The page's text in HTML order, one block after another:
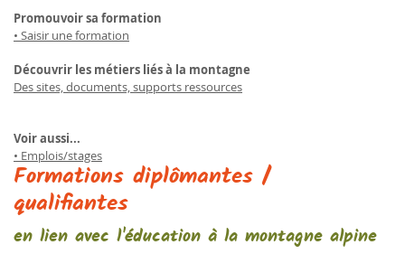
Promouvoir sa formation
• Saisir une formation
Découvrir les métiers liés à la montagne
Des sites, documents, supports ressources
Voir aussi...
• Emplois/stages
Formations diplômantes /
qualifiantes
en lien avec l'éducation à la montagne alpine